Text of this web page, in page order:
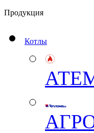
Продукция
Котлы